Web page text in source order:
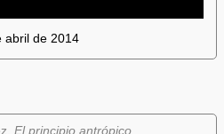
abril de 2014
El principio antrópico